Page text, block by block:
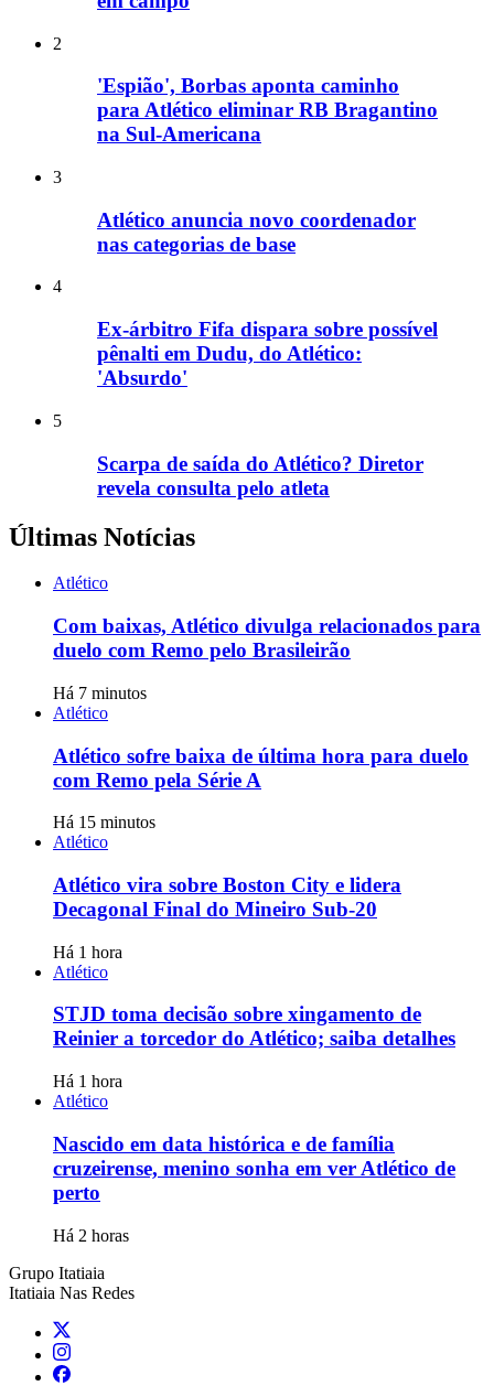
2
'Espião', Borbas aponta caminho
para Atlético eliminar RB Bragantino
na Sul-Americana
3
Atlético anuncia novo coordenador
nas categorias de base
4
Ex-árbitro Fifa dispara sobre possível
pênalti em Dudu, do Atlético:
'Absurdo'
5
Scarpa de saída do Atlético? Diretor
revela consulta pelo atleta
Últimas Notícias
Atlético
Com baixas, Atlético divulga relacionados para
duelo com Remo pelo Brasileirão
Há 7 minutos
Atlético
Atlético sofre baixa de última hora para duelo
com Remo pela Série A
Há 15 minutos
Atlético
Atlético vira sobre Boston City e lidera
Decagonal Final do Mineiro Sub-20
Há 1 hora
Atlético
STJD toma decisão sobre xingamento de
Reinier a torcedor do Atlético; saiba detalhes
Há 1 hora
Atlético
Nascido em data histórica e de família
cruzeirense, menino sonha em ver Atlético de
perto
Há 2 horas
Grupo Itatiaia
Itatiaia Nas Redes